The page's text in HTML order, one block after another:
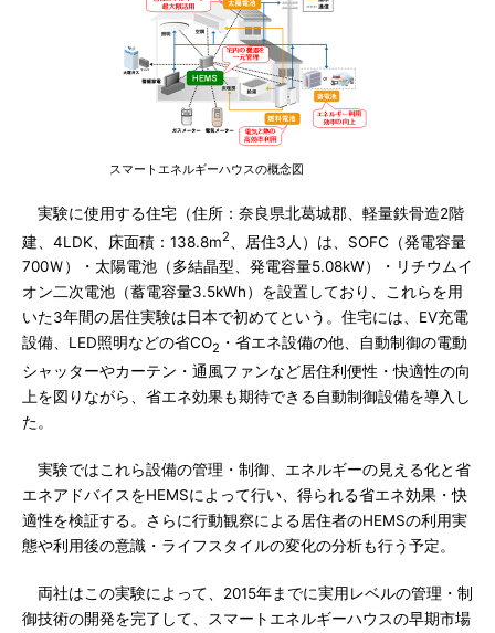
スマートエネルギーハウスの概念図
実験に使用する住宅（住所：奈良県北葛城郡、軽量鉄骨造2階
建、4LDK、床面積：138.8m2
、居住3人）は、SOFC（発電容量
700Ｗ）・太陽電池（多結晶型、発電容量5.08kW）・リチウムイ
オン二次電池（蓄電容量3.5kWh）を設置しており、これらを用
いた3年間の居住実験は日本で初めてという。住宅には、EV充電
設備、LED照明などの省CO2 ・省エネ設備の他、自動制御の電動
シャッターやカーテン・通風ファンなど居住利便性・快適性の向
上を図りながら、省エネ効果も期待できる自動制御設備を導入し
た。
実験ではこれら設備の管理・制御、エネルギーの見える化と省
エネアドバイスをHEMSによって行い、得られる省エネ効果・快
適性を検証する。さらに行動観察による居住者のHEMSの利用実
態や利用後の意識・ライフスタイルの変化の分析も行う予定。
両社はこの実験によって、2015年までに実用レベルの管理・制
御技術の開発を完了して、スマートエネルギーハウスの早期市場